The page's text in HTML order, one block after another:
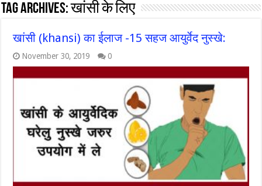
Tag Archives:खांसी के लिए
खांसी (khansi) का ईलाज -15 सहज आयुर्वेद नुस्खे:
November 30, 2019 0